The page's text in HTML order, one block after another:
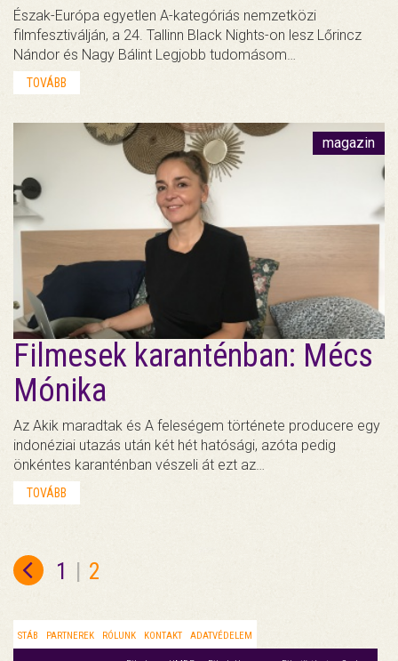
Észak-Európa egyetlen A-kategóriás nemzetközi
filmfesztiválján, a 24. Tallinn Black Nights-on lesz Lőrincz
Nándor és Nagy Bálint Legjobb tudomásom…
TOVÁBB
magazin
Filmesek karanténban: Mécs
Mónika
Az Akik maradtak és A feleségem története producere egy
indonéziai utazás után két hét hatósági, azóta pedig
önkéntes karanténban vészeli át ezt az…
TOVÁBB
1 | 2
STÁB PARTNEREK RÓLUNK KONTAKT ADATVÉDELEM